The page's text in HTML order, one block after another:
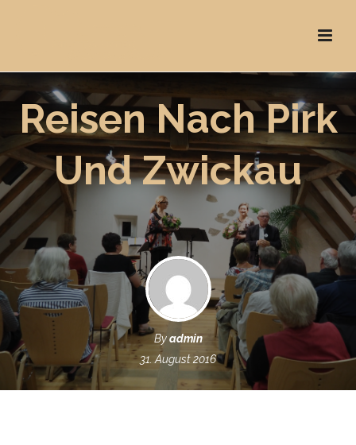
Reisen Nach Pirk
Und Zwickau
Byadmin
31. August 2016